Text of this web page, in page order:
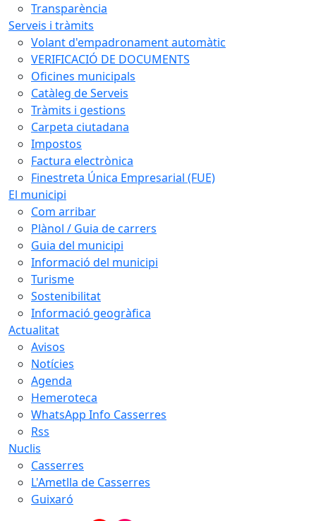
Transparència
Serveis i tràmits
Volant d'empadronament automàtic
VERIFICACIÓ DE DOCUMENTS
Oficines municipals
Catàleg de Serveis
Tràmits i gestions
Carpeta ciutadana
Impostos
Factura electrònica
Finestreta Única Empresarial (FUE)
El municipi
Com arribar
Plànol / Guia de carrers
Guia del municipi
Informació del municipi
Turisme
Sostenibilitat
Informació geogràfica
Actualitat
Avisos
Notícies
Agenda
Hemeroteca
WhatsApp Info Casserres
Rss
Nuclis
Casserres
L'Ametlla de Casserres
Guixaró